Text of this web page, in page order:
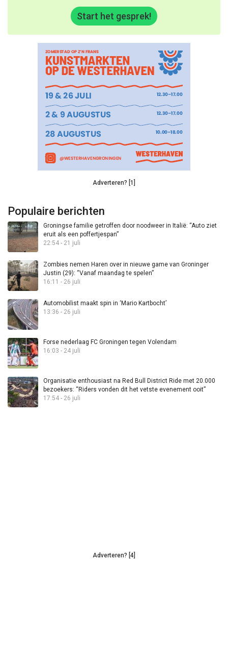
Start het gesprek!
Adverteren? [1]
Populaire berichten
Groningse familie getroffen door noodweer in Italië: “Auto ziet
eruit als een poffertjespan”
22:54 - 21 juli
Zombies nemen Haren over in nieuwe game van Groninger
Justin (29): “Vanaf maandag te spelen”
16:11 - 26 juli
Automobilist maakt spin in ‘Mario Kartbocht’
13:36 - 26 juli
Forse nederlaag FC Groningen tegen Volendam
16:03 - 24 juli
Organisatie enthousiast na Red Bull District Ride met 20.000
bezoekers: “Riders vonden dit het vetste evenement ooit”
17:54 - 26 juli
Adverteren? [4]